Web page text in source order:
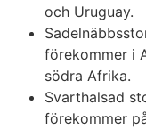
och Uruguay.
förekommer i
södra Afrika.
Svarthalsad
förekommer